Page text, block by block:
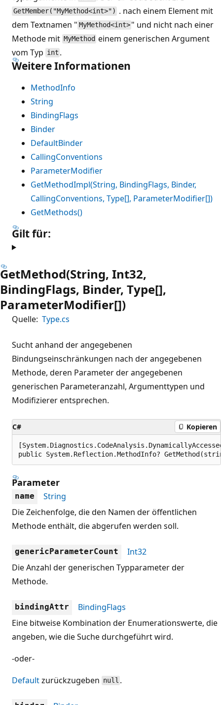
GetMember("MyMethod<int>") . nach einem Element mit
dem Textnamen " MyMethod<int> " und nicht nach einer
Methode mit MyMethod einem generischen Argument
vom Typ int .
Weitere Informationen
MethodInfo
String
BindingFlags
Binder
DefaultBinder
CallingConventions
ParameterModifier
GetMethodImpl(String, BindingFlags, Binder,
CallingConventions, Type[], ParameterModifier[])
GetMethods()
Gilt für:
GetMethod(String, Int32,
BindingFlags, Binder, Type[],
ParameterModifier[])
Quelle: Type.cs
Sucht anhand der angegebenen
Bindungseinschränkungen nach der angegebenen
Methode, deren Parameter der angegebenen
generischen Parameteranzahl, Argumenttypen und
Modifizierer entsprechen.
C# Kopieren
public System.Reflection.MethodInfo?
Parameter
name
String
Die Zeichenfolge, die den Namen der öffentlichen
Methode enthält, die abgerufen werden soll.
genericParameterCount
Int32
Die Anzahl der generischen Typparameter der
Methode.
bindingAttr
BindingFlags
Eine bitweise Kombination der Enumerationswerte, die
angeben, wie die Suche durchgeführt wird.
-oder-
Defaultzurückzugeben null .